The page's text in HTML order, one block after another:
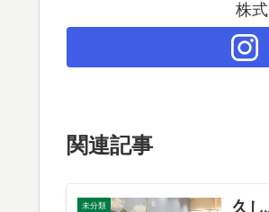
株
関連記事
未分類 久し